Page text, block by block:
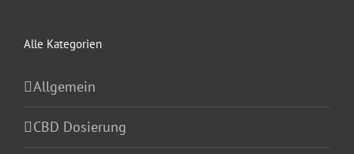
Alle Kategorien
Allgemein
CBD Dosierung